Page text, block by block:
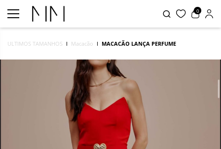
0
ULTIMOS TAMANHOS Macacão MACACÃO LANÇA PERFUME